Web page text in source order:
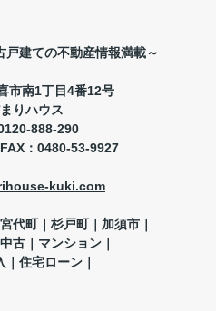
戸建ての不動産情報満載～
市南1丁目4番12号
りハウス
888-290
FAX ： 0480-53-9927
kuki.com
代町｜杉戸町｜加須市｜
古｜マンション｜
｜住宅ローン｜